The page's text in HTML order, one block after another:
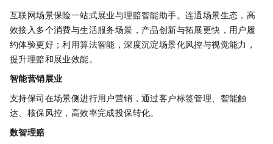
互联网场景保险一站式展业与理赔智能助手。连通场景生态，高
效接入多个消费与生活服务场景，产品创新与拓展更快，用户履
约体验更好；利用算法智能，深度沉淀场景化风控与视觉能力，
提升理赔和展业效能。
智能营销展业
支持保司在场景侧进行用户营销，通过客户标签管理、智能触
达、核保风控，高效率完成投保转化。
数智理赔